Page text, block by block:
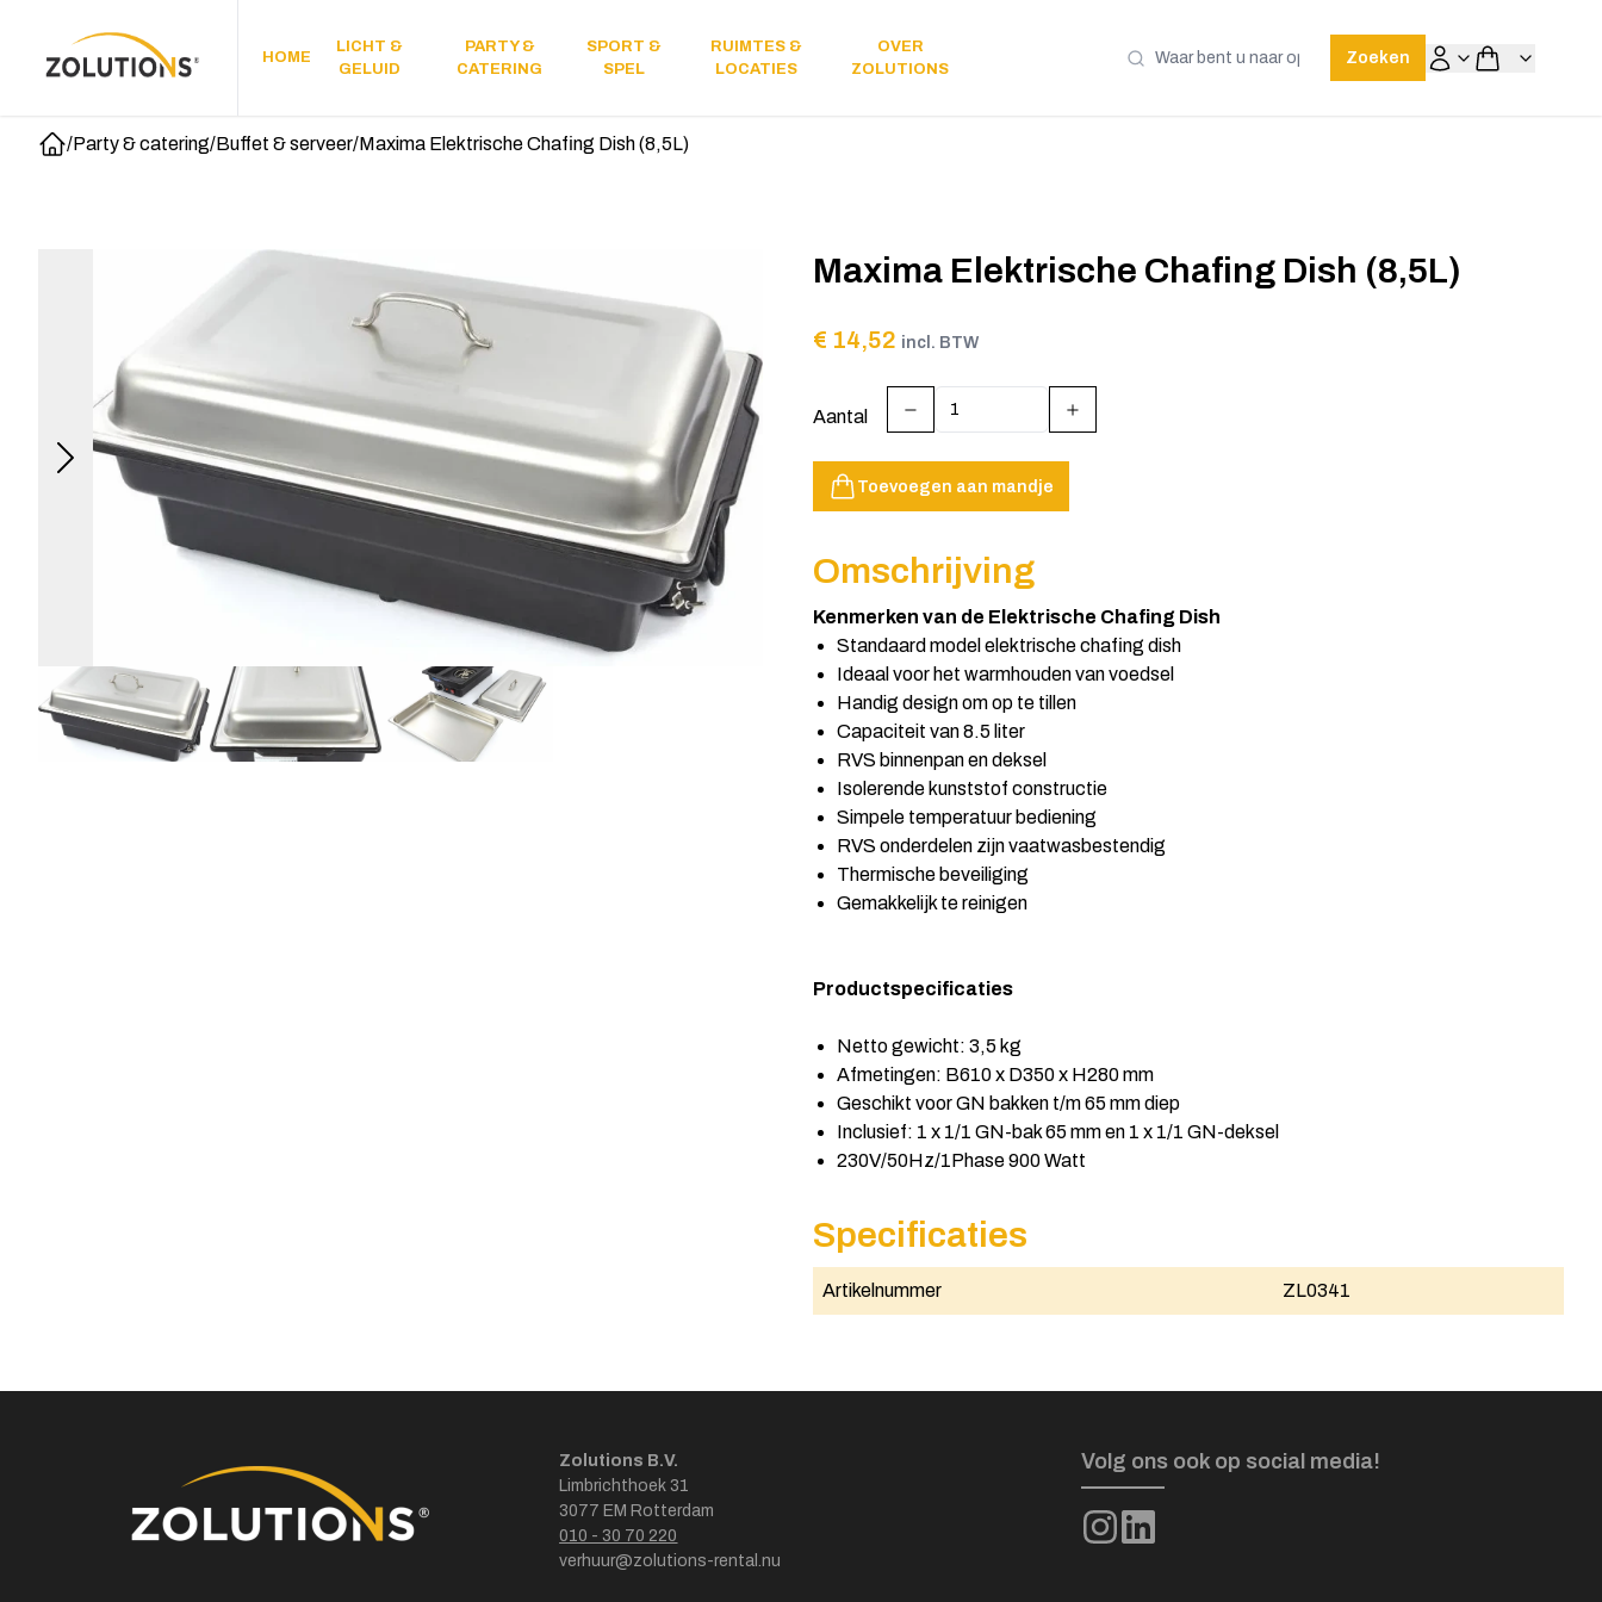
HOME
LICHT &
GELUID
PARTY &
CATERING
SPORT &
SPEL
RUIMTES &
LOCATIES
OVER
ZOLUTIONS
Zoeken
/Party & catering/Buffet & serveer/Maxima Elektrische Chafing Dish (8,5L)
Maxima Elektrische Chafing Dish (8,5L)
€ 14,52 incl. BTW
Aantal
Toevoegen aan mandje
Omschrijving
Kenmerken van de Elektrische Chafing Dish
Standaard model elektrische chafing dish
Ideaal voor het warmhouden van voedsel
Handig design om op te tillen
Capaciteit van 8.5 liter
RVS binnenpan en deksel
Isolerende kunststof constructie
Simpele temperatuur bediening
RVS onderdelen zijn vaatwasbestendig
Thermische beveiliging
Gemakkelijk te reinigen
Productspecificaties
Netto gewicht: 3,5 kg
Afmetingen: B610 x D350 x H280 mm
Geschikt voor GN bakken t/m 65 mm diep
Inclusief: 1 x 1/1 GN-bak 65 mm en 1 x 1/1 GN-deksel
230V/50Hz/1Phase 900 Watt
Specificaties
Artikelnummer ZL0341
Zolutions B.V.
Limbrichthoek 31
3077 EM Rotterdam
010 - 30 70 220
verhuur@zolutions-rental.nu
Volg ons ook op social media!